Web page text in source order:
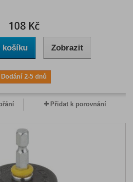
108 Kč
košíku Zobrazit
Dodání 2-5 dnů
Přidat k porovnání